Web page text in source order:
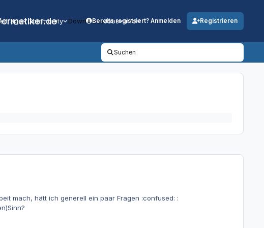
Community DownloadsJobs Info
Bereits registriert? Anmelden Registrieren
Suchen
mach, hätt ich generell ein paar Fragen :confused: :